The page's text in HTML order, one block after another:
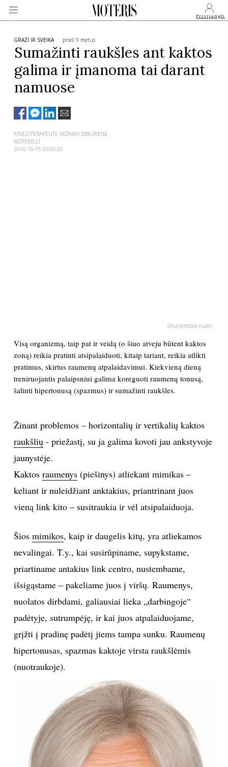
Prisijungti
VEIDAI
MADA
KULTŪRA
LAISVALAIKIS
MUZIKA
TEATRAS
SPORTAS
FOTOGRAFIJA
ORAI
ĮDOMYBĖS
ISTORIJA
NAMAI
VIRTUVĖ
GRAŽI IR SVEIKA prieš 9 metus
Sumažinti raukšles ant kaktos
galima ir įmanoma tai darant
namuose
KINEZITERAPEUTĖ MONIKA DIBURIENĖ
MOTERIS.LT
2016-10-15 00:00:00
Shutterstock nuotr.
Visą organizmą, taip pat ir veidą (o šiuo atveju būtent kaktos
zoną) reikia pratinti atsipalaiduoti, kitaip tariant, reikia atlikti
pratimus, skirtus raumenų atpalaidavimui. Kiekvieną dieną
treniruojantis palaipsniui galima koreguoti raumenų tonusą,
šalinti hipertonusą (spazmus) ir sumažinti raukšles.
Žinant problemos – horizontalių ir vertikalių kaktos
raukšlių- priežastį, su ja galima kovoti jau ankstyvoje
jaunystėje.
Kaktos raumenys(piešinys) atliekant mimikas –
keliant ir nuleidžiant anktakius, priantrinant juos
vieną link kito – susitraukia ir vėl atsipalaiduoja.
Šios mimikos, kaip ir daugelis kitų, yra atliekamos
nevalingai. T.y., kai susirūpiname, supykstame,
priartiname antakius link centro, nustembame,
išsigąstame – pakeliame juos į viršų. Raumenys,
nuolatos dirbdami, galiausiai lieka „darbingoje“
padėtyje, sutrumpėję, ir kai juos atpalaiduojame,
grįžti į pradinę padėtį jiems tampa sunku. Raumenų
hipertonusas, spazmas kaktoje virsta raukšlėmis
(nuotraukoje).